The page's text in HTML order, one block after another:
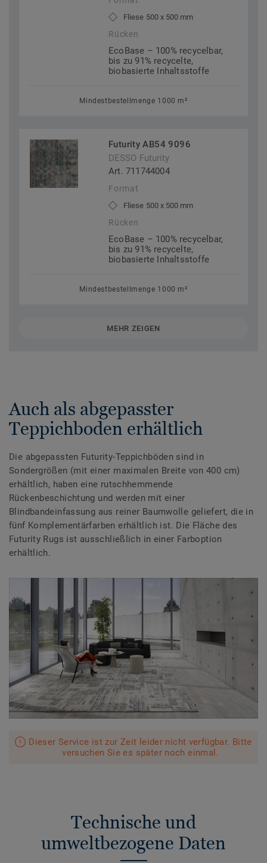
Fliese 500 x 500 mm
Rücken
EcoBase – 100% recycelbar,
bis zu 91% recycelte,
biobasierte Inhaltsstoffe
Mindestbestellmenge 1000 m²
Futurity AB54 9096
DESSO Futurity
Art. 711744004
Format
Fliese 500 x 500 mm
Rücken
EcoBase – 100% recycelbar,
bis zu 91% recycelte,
biobasierte Inhaltsstoffe
Mindestbestellmenge 1000 m²
MEHR ZEIGEN
Auch als abgepasster
Teppichboden erhältlich
Die abgepassten Futurity-Teppichböden sind in
Sondergrößen (mit einer maximalen Breite von 400 cm)
erhältlich, haben eine rutschhemmende
Rückenbeschichtung und werden mit einer
Blindbandeinfassung aus reiner Baumwolle geliefert, die in
fünf Komplementärfarben erhältlich ist. Die Fläche des
Futurity Rugs ist ausschließlich in einer Farboption
erhältlich.
Dieser Service ist zur Zeit leider nicht verfügbar. Bitte
versuchen Sie es später noch einmal.
Technische und
umweltbezogene Daten